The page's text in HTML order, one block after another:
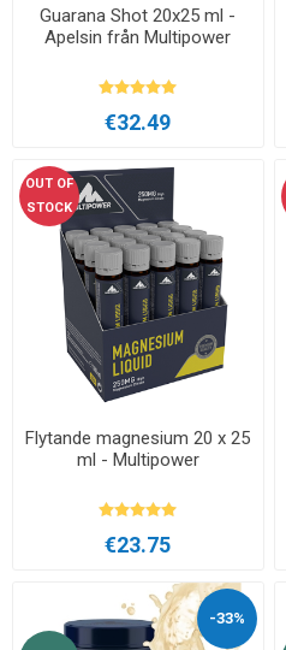
Guarana Shot 20x25 ml -
Apelsin från Multipower
€32.49
OUT OF
STOCK
Flytande magnesium 20 x 25
ml - Multipower
€23.75
-33%